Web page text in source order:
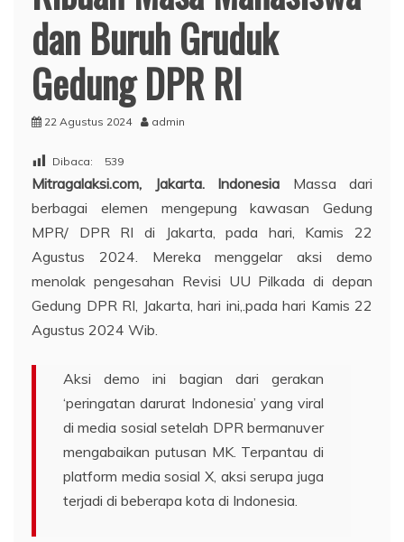
dan Buruh Gruduk
Gedung DPR RI
22 Agustus 2024 admin
Dibaca: 539
Mitragalaksi.com, Jakarta. Indonesia Massa dari
berbagai elemen mengepung kawasan Gedung
MPR/ DPR RI di Jakarta, pada hari, Kamis 22
Agustus 2024. Mereka menggelar aksi demo
menolak pengesahan Revisi UU Pilkada di depan
Gedung DPR RI, Jakarta, hari ini,.pada hari Kamis 22
Agustus 2024 Wib.
Aksi demo ini bagian dari gerakan
‘peringatan darurat Indonesia’ yang viral
di media sosial setelah DPR bermanuver
mengabaikan putusan MK. Terpantau di
platform media sosial X, aksi serupa juga
terjadi di beberapa kota di Indonesia.